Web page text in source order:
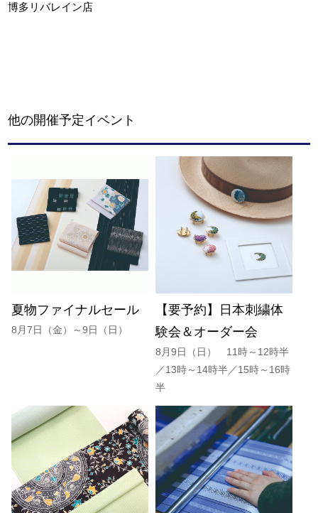
博多リバレイン店
他の開催予定イベント
夏物ファイナルセール
8月7日（金）～9日（日）
【要予約】日本刺繍体
験会＆オーダー会
8月9日（日） 11時～12時半
／13時～14時半／15時～16時
半